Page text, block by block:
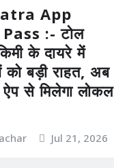
App
:- टोल
के दायरे में
को बड़ी राहत, अब
ऐप से मिलेगा लोकल
Jul 21, 2026